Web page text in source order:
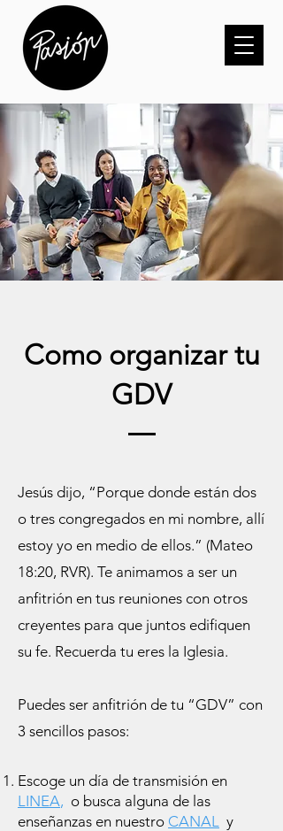
Como organizar tu
GDV
Jesús dijo, “Porque donde están dos
o tres congregados en mi nombre, allí
estoy yo en medio de ellos.” (Mateo
18:20, RVR). Te animamos a ser un
anfitrión en tus reuniones con otros
creyentes para que juntos edifiquen
su fe. Recuerda tu eres la Iglesia.
Puedes ser anfitrión de tu “GDV” con
3 sencillos pasos:
Escoge un día de transmisión en
LINEA, o busca alguna de las
enseñanzas en nuestro CANAL y